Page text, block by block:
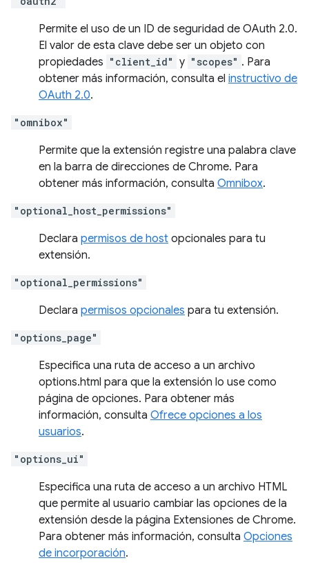
Permite el uso de un ID de seguridad de OAuth 2.0.
El valor de esta clave debe ser un objeto con
propiedades "client_id" y "scopes" . Para
obtener más información, consulta el instructivo de
OAuth 2.0.
"omnibox"
Permite que la extensión registre una palabra clave
en la barra de direcciones de Chrome. Para
obtener más información, consulta Omnibox.
"optional_host_permissions"
Declara permisos de host opcionales para tu
extensión.
"optional_permissions"
Declara permisos opcionales para tu extensión.
"options_page"
Especifica una ruta de acceso a un archivo
options.html para que la extensión lo use como
página de opciones. Para obtener más
información, consulta Ofrece opciones a los
usuarios.
"options_ui"
Especifica una ruta de acceso a un archivo HTML
que permite al usuario cambiar las opciones de la
extensión desde la página Extensiones de Chrome.
Para obtener más información, consulta Opciones
de incorporación.